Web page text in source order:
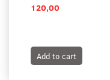
120,00
Add to cart